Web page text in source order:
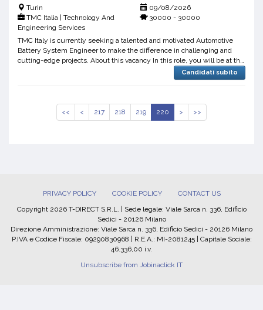
Turin
09/08/2026
TMC Italia | Technology And
Engineering Services
30000 - 30000
TMC Italy is currently seeking a talented and motivated Automotive
Battery System Engineer to make the difference in challenging and
cutting-edge projects. About this vacancy In this role, you will be at the
Candidati subito
<< < 217 218 219 220 > >>
PRIVACY POLICY COOKIE POLICY
CONTACT US
Copyright 2026 T-DIRECT S.R.L. | Sede legale: Viale Sarca n. 336, Edificio
Sedici - 20126 Milano
Direzione Amministrazione: Viale Sarca n. 336, Edificio Sedici - 20126 Milano
P.IVA e Codice Fiscale: 09290830968 | R.E.A.: MI-2081245 | Capitale Sociale:
46.336,00 i.v.
Unsubscribe from Jobinaclick IT